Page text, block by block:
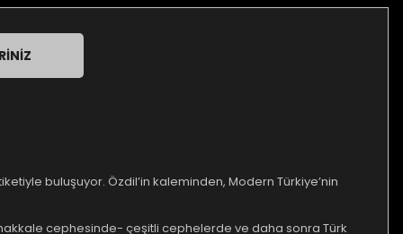
buluşuyor. Özdil’in kaleminden, Modern Türkiye’nin
cephesinde- çeşitli cephelerde ve daha sonra Türk